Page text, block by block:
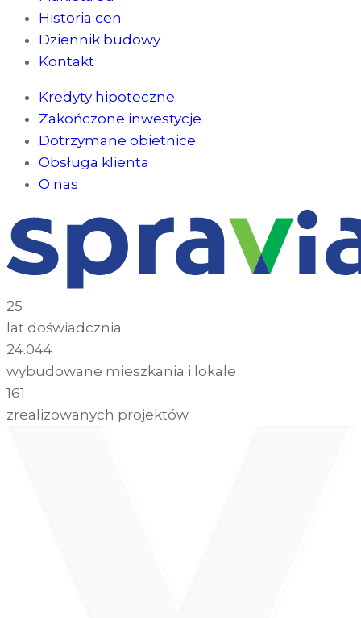
Historia cen
Dziennik budowy
Kontakt
Kredyty hipoteczne
Zakończone inwestycje
Dotrzymane obietnice
Obsługa klienta
O nas
25
lat doświadcznia
24.044
wybudowane mieszkania i lokale
161
zrealizowanych projektów